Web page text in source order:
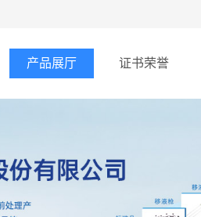
产品展厅 证书荣誉